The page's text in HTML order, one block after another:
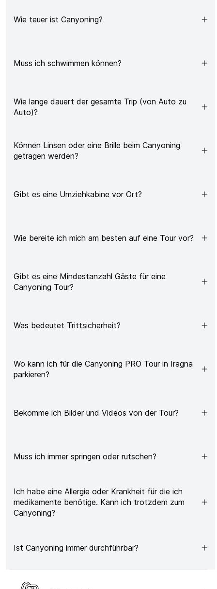
Wie teuer ist Canyoning?
Muss ich schwimmen können?
Wie lange dauert der gesamte Trip (von Auto zu
Auto)?
Können Linsen oder eine Brille beim Canyoning
getragen werden?
Gibt es eine Umziehkabine vor Ort?
Wie bereite ich mich am besten auf eine Tour vor?
Gibt es eine Mindestanzahl Gäste für eine
Canyoning Tour?
Was bedeutet Trittsicherheit?
Wo kann ich für die Canyoning PRO Tour in Iragna
parkieren?
Bekomme ich Bilder und Videos von der Tour?
Muss ich immer springen oder rutschen?
Ich habe eine Allergie oder Krankheit für die ich
medikamente benötige. Kann ich trotzdem zum
Canyoning?
Ist Canyoning immer durchführbar?